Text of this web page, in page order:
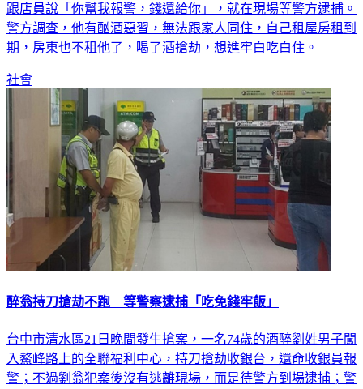
跟店員說「你幫我報警，錢還給你」，就在現場等警方逮捕。
警方調查，他有酗酒惡習，無法跟家人同住，自己租屋房租到
期，房東也不租他了，喝了酒搶劫，想進牢白吃白住。
社會
醉翁持刀搶劫不跑 等警察逮捕「吃免錢牢飯」
台中市清水區21日晚間發生搶案，一名74歲的酒醉劉姓男子闖
入鰲峰路上的全聯福利中心，持刀搶劫收銀台，還命收銀員報
警；不過劉翁犯案後沒有逃離現場，而是待警方到場逮捕；警